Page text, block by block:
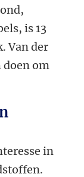
is 13
Van der
doen om
in